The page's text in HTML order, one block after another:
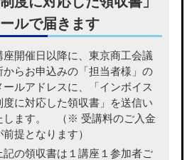
ルで届きます
座開催日以降に、東京商工会議
からお申込みの「担当者様」の
ールアドレスに、「インボイス
度に対応した領収書」を送信い
します。
（※ 受講料のご入金
前提となります）
記の領収書は１講座１参加者ご